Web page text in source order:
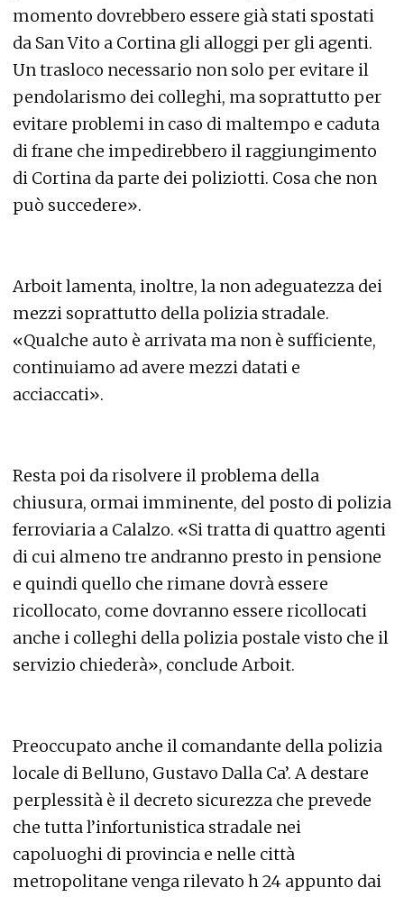
momento dovrebbero essere già stati spostati
da San Vito a Cortina gli alloggi per gli agenti.
Un trasloco necessario non solo per evitare il
pendolarismo dei colleghi, ma soprattutto per
evitare problemi in caso di maltempo e caduta
di frane che impedirebbero il raggiungimento
di Cortina da parte dei poliziotti. Cosa che non
può succedere».
Arboit lamenta, inoltre, la non adeguatezza dei
mezzi soprattutto della polizia stradale.
«Qualche auto è arrivata ma non è sufficiente,
continuiamo ad avere mezzi datati e
acciaccati».
Resta poi da risolvere il problema della
chiusura, ormai imminente, del posto di polizia
ferroviaria a Calalzo. «Si tratta di quattro agenti
di cui almeno tre andranno presto in pensione
e quindi quello che rimane dovrà essere
ricollocato, come dovranno essere ricollocati
anche i colleghi della polizia postale visto che il
servizio chiederà», conclude Arboit.
Preoccupato anche il comandante della polizia
locale di Belluno, Gustavo Dalla Ca’. A destare
perplessità è il decreto sicurezza che prevede
che tutta l’infortunistica stradale nei
capoluoghi di provincia e nelle città
metropolitane venga rilevato h 24 appunto dai